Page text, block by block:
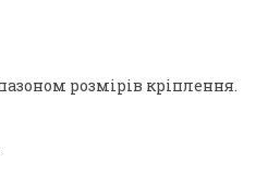
розмірів кріплення.